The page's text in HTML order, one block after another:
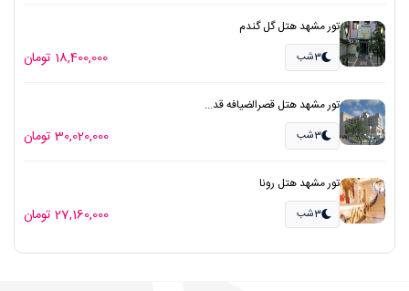
تور مشهد هتل گل گندم
3شب 18,400,000 تومان
تور مشهد هتل قصرالضیافه قد...
3شب 30,020,000 تومان
تور مشهد هتل رونا
3شب 27,160,000 تومان